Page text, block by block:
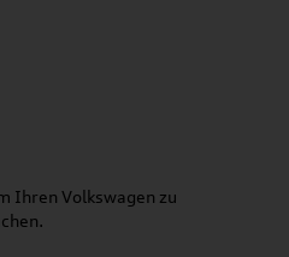
Ihren Volkswagen zu